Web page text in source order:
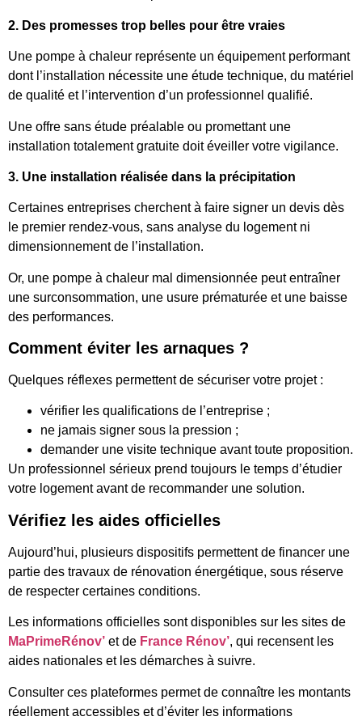
2. Des promesses trop belles pour être vraies
Une pompe à chaleur représente un équipement performant
dont l’installation nécessite une étude technique, du matériel
de qualité et l’intervention d’un professionnel qualifié.
Une offre sans étude préalable ou promettant une
installation totalement gratuite doit éveiller votre vigilance.
3. Une installation réalisée dans la précipitation
Certaines entreprises cherchent à faire signer un devis dès
le premier rendez-vous, sans analyse du logement ni
dimensionnement de l’installation.
Or, une pompe à chaleur mal dimensionnée peut entraîner
une surconsommation, une usure prématurée et une baisse
des performances.
Comment éviter les arnaques ?
Quelques réflexes permettent de sécuriser votre projet :
vérifier les qualifications de l’entreprise ;
ne jamais signer sous la pression ;
demander une visite technique avant toute proposition.
Un professionnel sérieux prend toujours le temps d’étudier
votre logement avant de recommander une solution.
Vérifiez les aides officielles
Aujourd’hui, plusieurs dispositifs permettent de financer une
partie des travaux de rénovation énergétique, sous réserve
de respecter certaines conditions.
Les informations officielles sont disponibles sur les sites de
MaPrimeRénov’ et de France Rénov’, qui recensent les
aides nationales et les démarches à suivre.
Consulter ces plateformes permet de connaître les montants
réellement accessibles et d’éviter les informations